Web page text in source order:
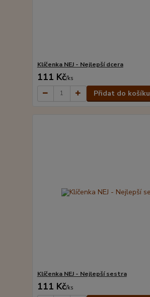
Klíčenka NEJ - Nejlepší dcera
111 Kč/ks
Přidat do košíku
Klíčenka NEJ - Nejlepší sestra
111 Kč/ks